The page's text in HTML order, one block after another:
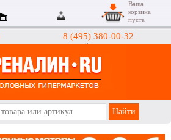
8 (495) 380-00-32
Гипермаркеты
Ваша
корзина
пуста